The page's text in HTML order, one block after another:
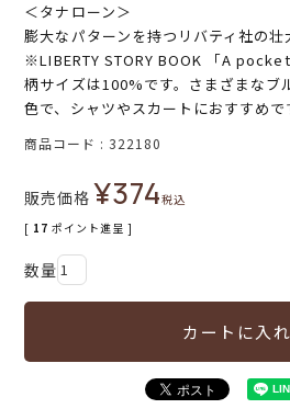
＜タナローン＞
膨大なパターンを持つリバティ社の壮
※LIBERTY STORY BOOK 「A
柄サイズは100%です。さまざまなブ
色で、シャツやスカートにおすすめで
商品コード 322180
販売価格 ¥374税込
[ 17 ポイント進呈 ]
カートに入